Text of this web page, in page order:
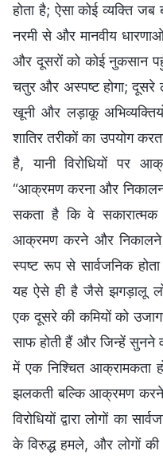
होता है; ऐसा कोई व्यक्ति
नरमी से और मानवीय
और दूसरों को कोई नुकसान
चतुर और अस्पष्ट होगा; दूसरे
खूनी और लड़ाकू
शातिर तरीकों का उपयोग
है, यानी विरोधियों पर
“आक्रमण करना और
सकता है कि वे
आक्रमण करने और निकालने
स्पष्ट रूप से सार्वजनिक
यह ऐसे ही है जैसे झगड़ालू
एक दूसरे की कमियों को
साफ होती हैं और जिन्हें सुनने
में एक निश्चित आक्रामकता
झलकती बल्कि आक्रमण करने
विरोधियों द्वारा लोगों का
के विरुद्ध हमले, और लोगों की